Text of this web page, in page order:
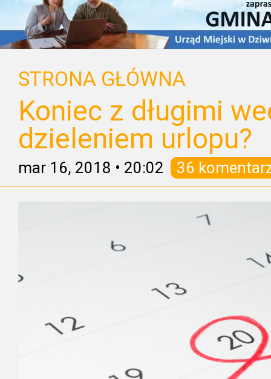
STRONA GŁÓWNA
Koniec z długimi
dzieleniem urlopu?
mar 16, 2018 • 20:02 36